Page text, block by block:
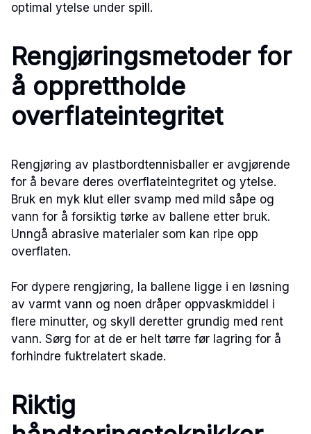
optimal ytelse under spill.
Rengjøringsmetoder for
å opprettholde
overflateintegritet
Rengjøring av plastbordtennisballer er avgjørende
for å bevare deres overflateintegritet og ytelse.
Bruk en myk klut eller svamp med mild såpe og
vann for å forsiktig tørke av ballene etter bruk.
Unngå abrasive materialer som kan ripe opp
overflaten.
For dypere rengjøring, la ballene ligge i en løsning
av varmt vann og noen dråper oppvaskmiddel i
flere minutter, og skyll deretter grundig med rent
vann. Sørg for at de er helt tørre før lagring for å
forhindre fuktrelatert skade.
Riktig